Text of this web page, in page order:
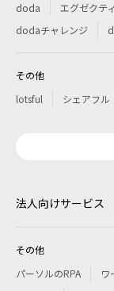
doda
エグゼクテ
dodaチャレンジ
その他
lotsful
シェアフル
法人向けサービス
その他
パーソルのRPA
ワ